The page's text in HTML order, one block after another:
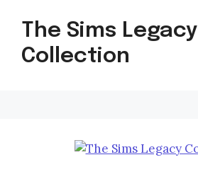
The Sims Legacy
Collection